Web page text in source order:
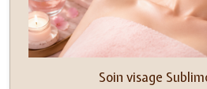
Soin visage